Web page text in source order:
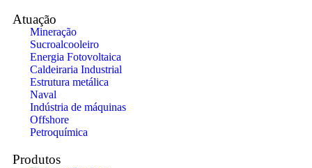
Atuação
Mineração
Sucroalcooleiro
Energia Fotovoltaica
Caldeiraria Industrial
Estrutura metálica
Naval
Indústria de máquinas
Offshore
Petroquímica
Produtos